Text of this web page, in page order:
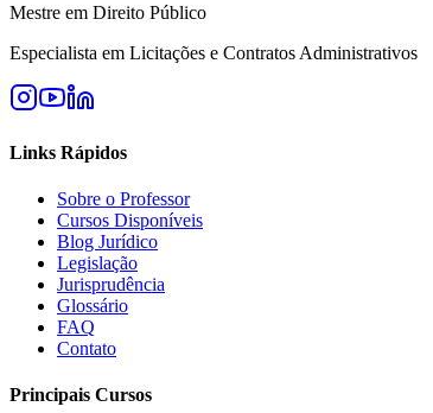
Mestre em Direito Público
Especialista em Licitações e Contratos Administrativos
Links Rápidos
Sobre o Professor
Cursos Disponíveis
Blog Jurídico
Legislação
Jurisprudência
Glossário
FAQ
Contato
Principais Cursos